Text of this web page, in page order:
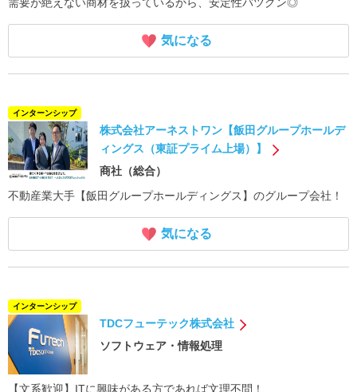
需要が絶えない商材を扱っているから、安定性バツグン◎
気になる
インターンシップ
株式会社アーネストワン【飯田グループホールデ
ィングス（東証プライム上場）】
商社（総合）
不動産業大手【飯田グループホールディングス】のグループ会社！
気になる
インターンシップ
TDCフューテック株式会社
ソフトウェア・情報処理
【文系歓迎】ITに興味がある方であれば文理不問！